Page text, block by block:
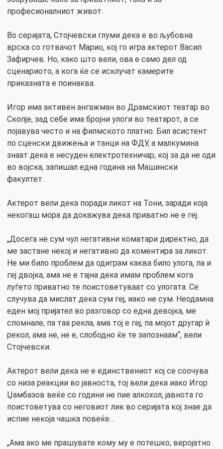
професионалниот живот.
Во серијата, Стојчевски глуми дека е во љубовна
врска со готвачот Марио, кој го игра актерот Васил
Зафирчев. Но, како што вели, ова е само дел од
сценариото, а кога ќе се исклучат камерите
приказната е поинаква.
Игор има активен ангажман во Драмскиот театар во
Скопје, зад себе има бројни улоги во театарот, а се
појавува често и на филмското платно. Бил асистент
по сценски движења и танци на ФДУ, а малкумина
знаат дека е несуден електротехничар, кој за да не оди
во војска, запишал една година на Машински
факултет.
Актерот вели дека поради ликот на Тони, заради која
некогаш мора да докажува дека приватно не е геј.
„Досега не сум чул негативни коматари директно, да
ме застане некој и негативно да коментира за ликот.
Не ми било проблем да одиграм каква било улога, па и
геј двојка, ама не е тајна дека имам проблем кога
луѓето приватно те поистоветуваат со улогата. Се
случува да мислат дека сум геј, иако не сум. Неодамна
еден мој пријател во разговор со една девојка, ме
спомнале, па таа рекла, ама тој е геј, па мојот другар ѝ
рекол, ама не, не е, слободно ќе те запознаам“, вели
Стојчевски.
Актерот вели дека не е единствениот кој се соочува
со низа реакции во јавноста, тој вели дека иако Игор
Џамбазов веќе со години не пие алкохол, јавнота го
поистоветува со неговиот лик во серијата кој знае да
испие некоја чашка повеќе…
„Ама ако ме прашувате кому му е потешко, веројатно